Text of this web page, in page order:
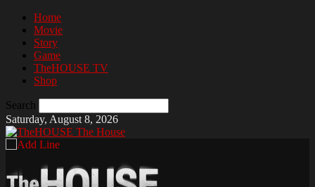
Home
Movie
Story
Game
TheHOUSE TV
Shop
Search
Saturday, August 8, 2026
The House